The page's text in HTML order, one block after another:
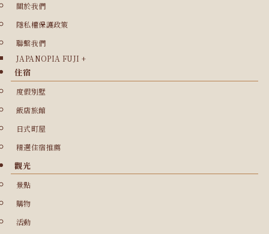
關於我們
隱私權保護政策
聯繫我們
JAPANOPIA FUJI +
住宿
度假別墅
飯店旅館
日式町屋
精選住宿推薦
觀光
景點
購物
活動